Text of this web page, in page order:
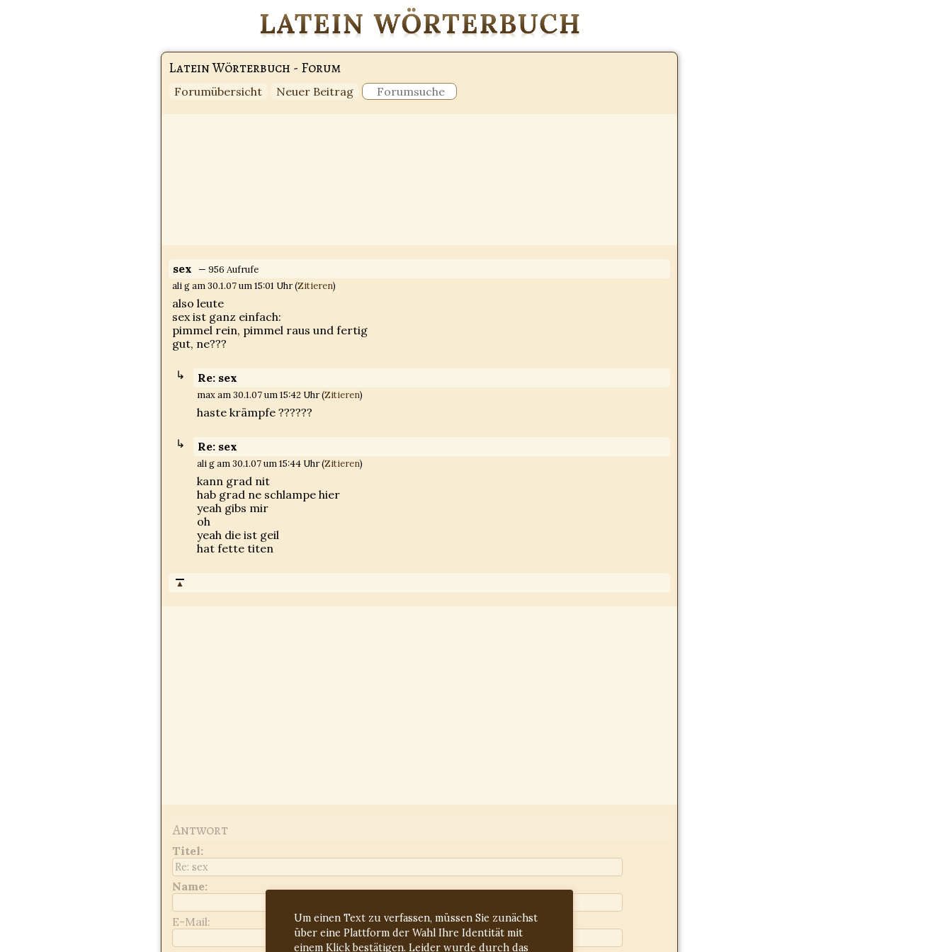
Latein Wörterbuch - Forum
Forumübersicht Neuer Beitrag
sex — 956 Aufrufe
ali g am 30.1.07 um 15:01 Uhr (Zitieren)
also leute
sex ist ganz einfach:
pimmel rein, pimmel raus und fertig
gut, ne???
Re: sex
max am 30.1.07 um 15:42 Uhr (Zitieren)
haste krämpfe ??????
Re: sex
ali g am 30.1.07 um 15:44 Uhr (Zitieren)
kann grad nit
hab grad ne schlampe hier
yeah gibs mir
oh
yeah die ist geil
hat fette titen
▲
Um einen Text zu verfassen, müssen Sie zunächst
über eine Plattform der Wahl Ihre Identität mit
einem Klick bestätigen. Leider wurde durch das
Antwort
Titel:
Name:
E-Mail: